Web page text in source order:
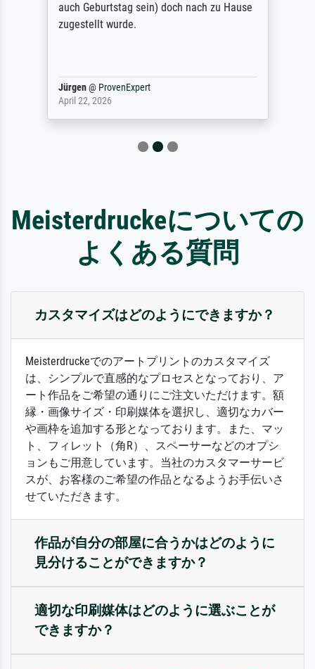
auch Geburtstag sein) doch nach zu Hause
zugestellt wurde.
Jürgen@ ProvenExpert
April 22, 2026
Meisterdruckeについての
よくある質問
カスタマイズはどのようにできますか？
Meisterdruckeでのアートプリントのカスタマイズ
は、シンプルで直感的なプロセスとなっており、ア
ート作品をご希望の通りにご注文いただけます。額
縁・画像サイズ・印刷媒体を選択し、適切なカバー
や画枠を追加する形となっております。また、マッ
ト、フィレット（角R）、スペーサーなどのオプシ
ョンもご用意しています。当社のカスタマーサービ
スが、お客様のご希望の作品となるようお手伝いさ
せていただきます。
作品が自分の部屋に合うかはどのように
見分けることができますか？
適切な印刷媒体はどのように選ぶことが
できますか？